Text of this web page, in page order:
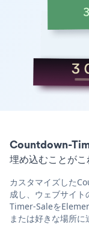
Countdown-
埋め込むことが
カスタマイズした
成し、ウェブサイ
Timer-Saleを
または好きな場所に